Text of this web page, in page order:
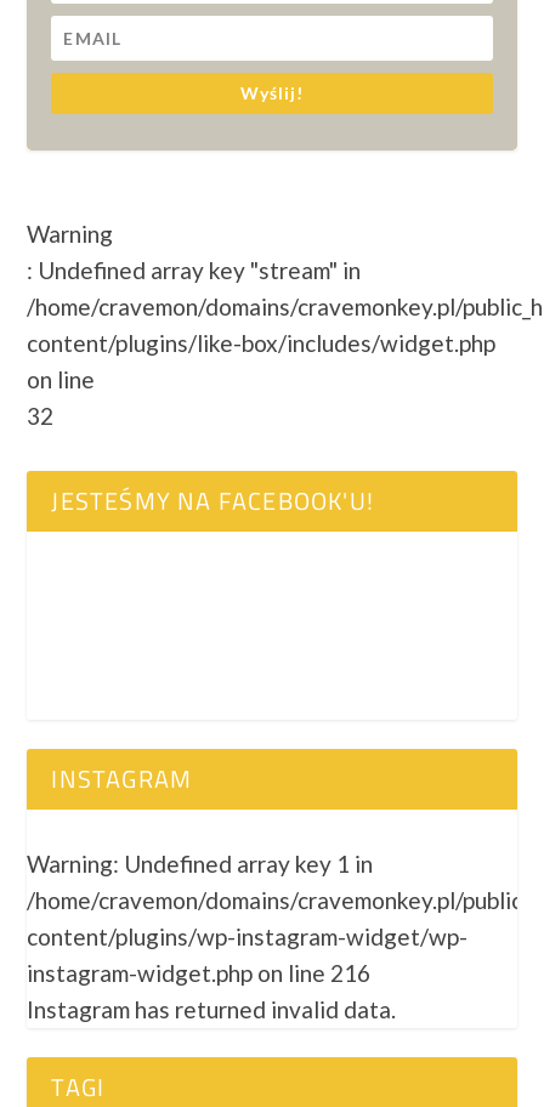
Wyślij!
Warning
: Undefined array key "stream" in
/home/cravemon/domains/cravemonkey.pl/
content/plugins/like-box/includes/widget.php
on line
32
JESTEŚMY NA FACEBOOK'U!
INSTAGRAM
Warning: Undefined array key 1 in
/home/cravemon/domains/cravemonkey.pl/
content/plugins/wp-instagram-widget/wp-
instagram-widget.php on line 216
Instagram has returned invalid data.
TAGI